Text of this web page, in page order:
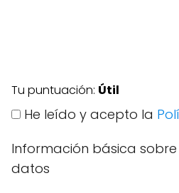
Tu puntuación: Útil
He leído y acepto la
Información básica
datos